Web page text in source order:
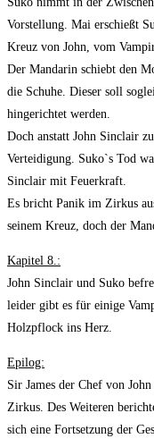
Vorstellung. Mai erschießt
Kreuz von John, vom
Der Mandarin schiebt den
die Schuhe. Dieser soll
hingerichtet werden.
Doch anstatt John Sinclair
Verteidigung. Suko`s Tod
Sinclair mit Feuerkraft.
Es bricht Panik im Zirkus
seinem Kreuz, doch der
Kapitel 8.:
John Sinclair und Suko
leider gibt es für einige
Holzpflock ins Herz.
Epilog:
Sir James der Chef von
Zirkus. Des Weiteren
sich eine Fortsetzung der